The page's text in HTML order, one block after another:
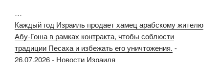
…
Каждый год Израиль продает хамец арабскому жителю
Абу-Гоша в рамках контракта, чтобы соблюсти
традиции Песаха и избежать его уничтожения. -
26.07.2026- Новости Израиля